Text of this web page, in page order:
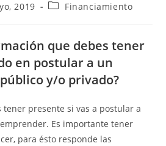
2019
Categoría
entrada:
Financiamiento
que debes tener
en postular a un
y/o privado?
tener presente si vas a postular a
Es importante tener
para ésto responde las